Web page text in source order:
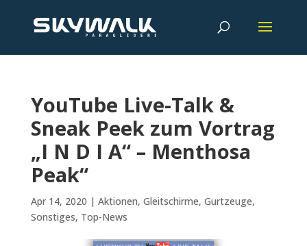
YouTube Live-Talk &
Sneak Peek zum Vortrag
„I N D I A“ – Menthosa
Peak“
Apr 14, 2020 | Aktionen, Gleitschirme, Gurtzeuge,
Sonstiges, Top-News